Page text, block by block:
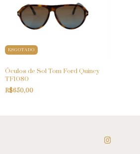
ESGOTADO
Óculos de Sol Tom Ford Quincy
TF1080
R$650,00